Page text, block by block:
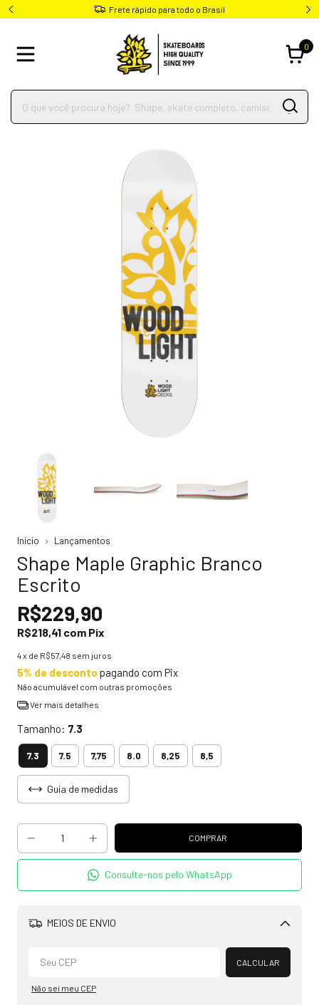
Frete rápido para todo o Brasil
0
Início Lançamentos
Shape Maple Graphic Branco
Escrito
R$229,90
R$218,41 com Pix
4x de R$57,48 sem juros
5% de desconto pagando com Pix
Não acumulável com outras promoções
Ver mais detalhes
Tamanho: 7.3
7.3 7.5 7,75 8.0 8,25 8,5
Guia de medidas
Consulte-nos pelo WhatsApp
MEIOS DE ENVIO
Alterar CEP
CALCULAR
Não sei meu CEP